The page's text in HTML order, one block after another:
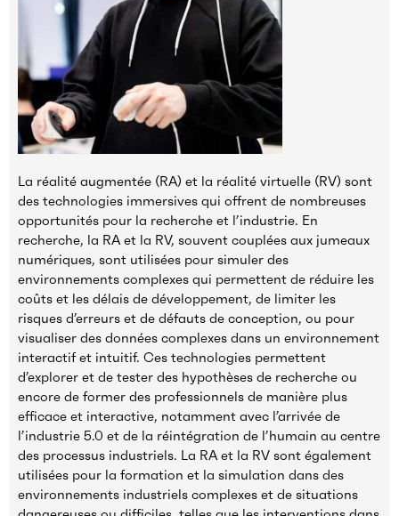
La réalité augmentée (RA) et la réalité virtuelle (RV) sont
des technologies immersives qui offrent de nombreuses
opportunités pour la recherche et l’industrie. En
recherche, la RA et la RV, souvent couplées aux jumeaux
numériques, sont utilisées pour simuler des
environnements complexes qui permettent de réduire les
coûts et les délais de développement, de limiter les
risques d’erreurs et de défauts de conception, ou pour
visualiser des données complexes dans un environnement
interactif et intuitif. Ces technologies permettent
d’explorer et de tester des hypothèses de recherche ou
encore de former des professionnels de manière plus
efficace et interactive, notamment avec l’arrivée de
l’industrie 5.0 et de la réintégration de l’humain au centre
des processus industriels. La RA et la RV sont également
utilisées pour la formation et la simulation dans des
environnements industriels complexes et de situations